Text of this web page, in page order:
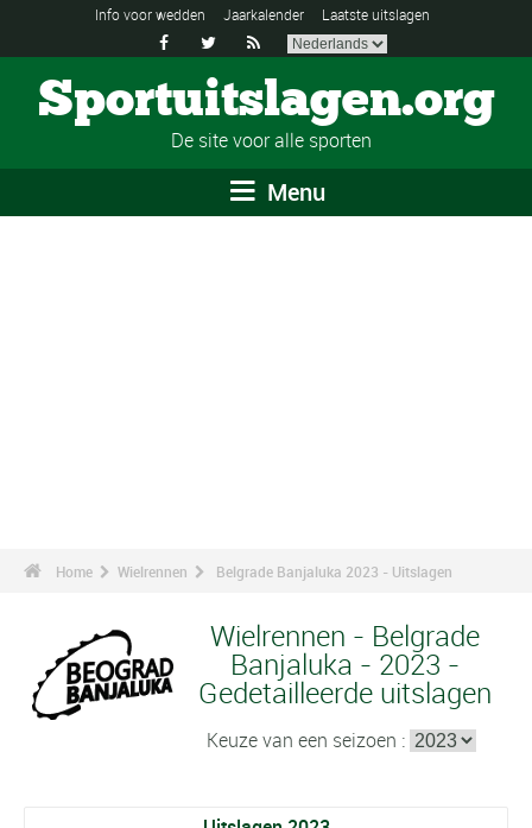
Info voor wedden Jaarkalender Laatste uitslagen
  
Sportuitslagen.org
De site voor alle sporten
Menu
Home Wielrennen Belgrade Banjaluka 2023 - Uitslagen
Wielrennen - Belgrade
Banjaluka - 2023 -
Gedetailleerde uitslagen
Keuze van een seizoen :